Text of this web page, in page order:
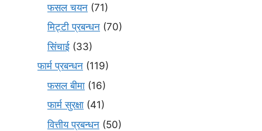
फसल चयन (71)
मि‌ट्टी प्रबन्धन (70)
सिंचाई (33)
फार्म प्रबन्धन (119)
फसल बीमा (16)
फार्म सुरक्षा (41)
वित्तीय प्रबन्धन (50)